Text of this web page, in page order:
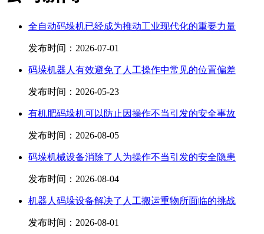
全自动码垛机已经成为推动工业现代化的重要力量
发布时间： 2026-07-01
码垛机器人有效避免了人工操作中常见的位置偏差
发布时间： 2026-05-23
有机肥码垛机可以防止因操作不当引发的安全事故
发布时间： 2026-08-05
码垛机械设备消除了人为操作不当引发的安全隐患
发布时间： 2026-08-04
机器人码垛设备解决了人工搬运重物所面临的挑战
发布时间： 2026-08-01